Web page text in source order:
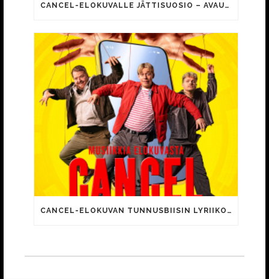
CANCEL-ELOKUVALLE JÄTTISUOSIO – AVAUSPÄIVÄNÄ JO 15 492 KATSOJAA!
CANCEL-ELOKUVAN TUNNUSBIISIN LYRIIKOISSA TUTTUJA MEEMIHOKEMIA YOUTUBE-VIDEOILTA!